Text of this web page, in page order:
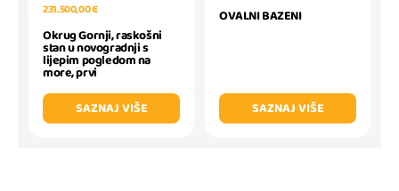
231.500,00 €
Okrug Gornji, raskošni
stan u novogradnji s
lijepim pogledom na
more, prvi
SAZNAJ VIŠE
OVALNI BAZENI
SAZNAJ VIŠE